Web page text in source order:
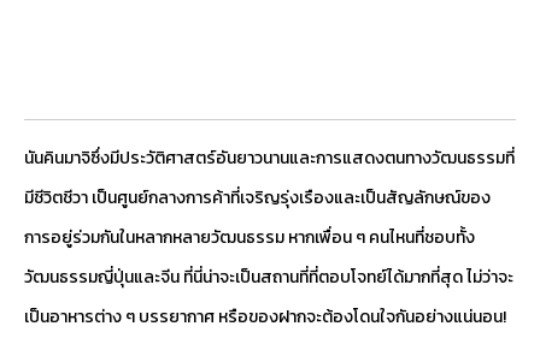
นันคินมาจิซึ่งมีประวัติศาสตร์อันยาวนานและการแสดงตนทางวัฒนธรรมที่
มีชีวิตชีวา เป็นศูนย์กลางการค้าที่เจริญรุ่งเรืองและเป็นสัญลักษณ์ของ
การอยู่ร่วมกันในหลากหลายวัฒนธรรม หากเพื่อน ๆ คนไหนที่ชอบทั้ง
วัฒนธรรมญี่ปุ่นและจีน ที่นี่น่าจะเป็นสถานที่ที่ตอบโจทย์ได้มากที่สุด ไม่ว่าจะ
เป็นอาหารต่าง ๆ บรรยากาศ หรือของฝากจะต้องโดนใจกันอย่างแน่นอน!